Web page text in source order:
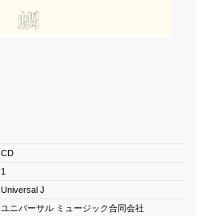
CD
1
Universal J
ユニバーサル ミュージック合同会社